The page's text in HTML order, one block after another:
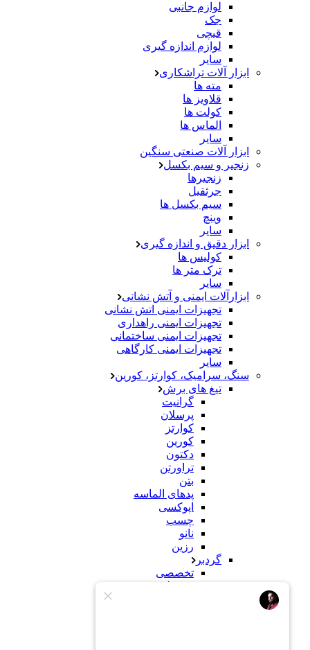
لوازم جانبی
جک
قیچی
لوازم اندازه گیری
سایر
ابزار آلات تراشکاری
مته ها
قلاویز ها
کولت ها
الماس ها
سایر
ابزار آلات صنعتی سنگین
زنجیر و سیم بکسل
زنجیرها
جرثقیل
سیم بکسل ها
وینچ
سایر
ابزار دقیق و اندازه گیری
کولیس ها
ترک متر ها
سایر
ابزارآلات ایمنی و آتش نشانی
تجهیزات ایمنی اتش نشانی
تجهیزات ایمنی راهداری
تجهیزات ایمنی ساختمانی
تجهیزات ایمنی کارگاهی
سایر
سنگ، سرامیک، کوارتز، کورین
تیغ های برش
گرانیت
پرسلان
کوارتز
کورین
دکتون
تراورتن
بتن
پدهای الماسه
اپوکسی
چسب
نانو
رزین
گردبر
تخصصی
معمولی